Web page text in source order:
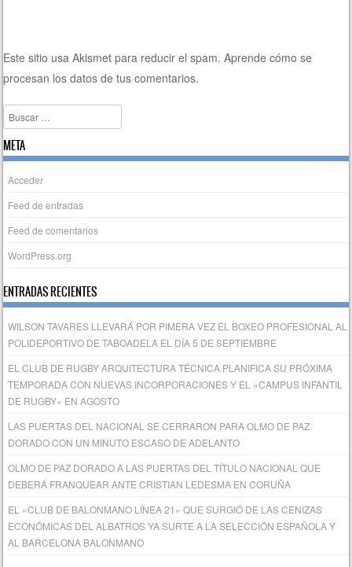
Este sitio usa Akismet para reducir el spam.Aprende cómo se
procesan los datos de tus comentarios.
Buscar
META
Acceder
Feed de entradas
Feed de comentarios
WordPress.org
ENTRADAS RECIENTES
WILSON TAVARES LLEVARÁ POR PIMERA VEZ EL BOXEO PROFESIONAL AL
POLIDEPORTIVO DE TABOADELA EL DÍA 5 DE SEPTIEMBRE
EL CLUB DE RUGBY ARQUITECTURA TÉCNICA PLANIFICA SU PRÓXIMA
TEMPORADA CON NUEVAS INCORPORACIONES Y EL «CAMPUS INFANTIL
DE RUGBY» EN AGOSTO
LAS PUERTAS DEL NACIONAL SE CERRARON PARA OLMO DE PAZ
DORADO CON UN MINUTO ESCASO DE ADELANTO
OLMO DE PAZ DORADO A LAS PUERTAS DEL TÍTULO NACIONAL QUE
DEBERÁ FRANQUEAR ANTE CRISTIAN LEDESMA EN CORUÑA
EL «CLUB DE BALONMANO LÍNEA 21» QUE SURGIÓ DE LAS CENIZAS
ECONÓMICAS DEL ALBATROS YA SURTE A LA SELECCIÓN ESPAÑOLA Y
AL BARCELONA BALONMANO